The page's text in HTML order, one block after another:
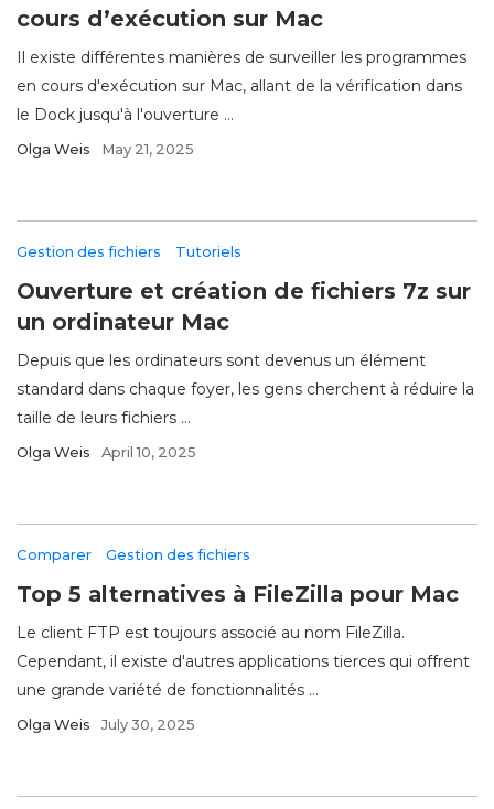
cours d’exécution sur Mac
Il existe différentes manières de surveiller les programmes
en cours d'exécution sur Mac, allant de la vérification dans
le Dock jusqu'à l'ouverture ...
Olga Weis May 21, 2025
Gestion des fichiers Tutoriels
Ouverture et création de fichiers 7z sur
un ordinateur Mac
Depuis que les ordinateurs sont devenus un élément
standard dans chaque foyer, les gens cherchent à réduire la
taille de leurs fichiers ...
Olga Weis April 10, 2025
Comparer Gestion des fichiers
Top 5 alternatives à FileZilla pour Mac
Le client FTP est toujours associé au nom FileZilla.
Cependant, il existe d'autres applications tierces qui offrent
une grande variété de fonctionnalités ...
Olga Weis July 30, 2025